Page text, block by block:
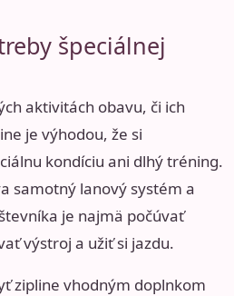
špeciálnej
aktivitách obavu, či ich
je výhodou, že si
kondíciu ani dlhý tréning.
samotný lanový systém a
je najmä počúvať
výstroj a užiť si jazdu.
zipline vhodným doplnkom